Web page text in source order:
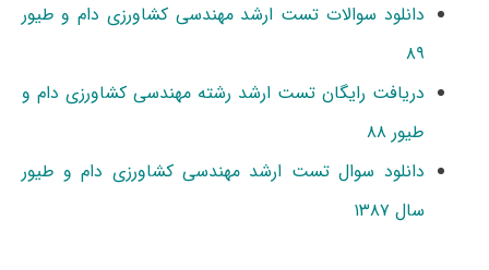
دانلود سوالات تست ارشد مهندسی کشاورزی دام و طیور
۸۹
دریافت رایگان تست ارشد رشته مهندسی کشاورزی دام و
طیور ۸۸
دانلود سوال تست ارشد مهندسی کشاورزی دام و طیور
سال ۱۳۸۷